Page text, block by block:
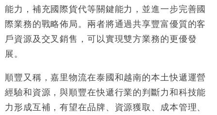
能力，補充國際貨代等關鍵能力，並進一步完善國
際業務的戰略佈局。兩者將通過共享豐富優質的客
戶資源及交叉銷售，可以實現雙方業務的更優發
展。
順豐又稱，嘉里物流在泰國和越南的本土快遞運營
經驗和資源，與順豐在快遞行業的判斷力和科技能
力形成互補，有望在品牌、資源獲取、成本管理、